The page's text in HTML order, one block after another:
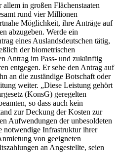
in großen Flächenstaaten
rund vier Millionen
Möglichkeit, ihre Anträge auf
abzugeben. Werde ein
eines Auslandsdeutschen tätig,
der biometrischen
Antrag im Pass- und zukünftig
entgegen. Er sehe den Antrag auf
an die zuständige Botschaft oder
weiter. „Diese Leistung gehört
(KonsG) geregelten
so dass auch kein
zur Deckung der Kosten zur
Aufwendungen der unbesoldeten
notwendige Infrastruktur ihrer
von geeigneten
an Angestellte, seien